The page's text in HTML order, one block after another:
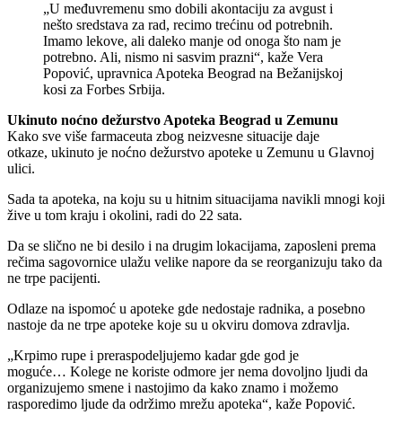
„U međuvremenu smo dobili akontaciju za avgust i
nešto sredstava za rad, recimo trećinu od potrebnih.
Imamo lekove, ali daleko manje od onoga što nam je
potrebno. Ali, nismo ni sasvim prazni“, kaže Vera
Popović, upravnica Apoteka Beograd na Bežanijskoj
kosi za Forbes Srbija.
Ukinuto noćno dežurstvo Apoteka Beograd u Zemunu
Kako sve više farmaceuta zbog neizvesne situacije daje
otkaze, ukinuto je noćno dežurstvo apoteke u Zemunu u Glavnoj
ulici.
Sada ta apoteka, na koju su u hitnim situacijama navikli mnogi koji
žive u tom kraju i okolini, radi do 22 sata.
Da se slično ne bi desilo i na drugim lokacijama, zaposleni prema
rečima sagovornice ulažu velike napore da se reorganizuju tako da
ne trpe pacijenti.
Odlaze na ispomoć u apoteke gde nedostaje radnika, a posebno
nastoje da ne trpe apoteke koje su u okviru domova zdravlja.
„Krpimo rupe i preraspodeljujemo kadar gde god je
moguće… Kolege ne koriste odmore jer nema dovoljno ljudi da
organizujemo smene i nastojimo da kako znamo i možemo
rasporedimo ljude da održimo mrežu apoteka“, kaže Popović.